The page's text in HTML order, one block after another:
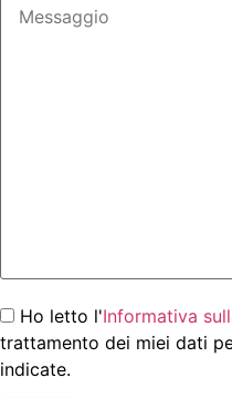
Ho letto l'Informativa
trattamento dei miei dati
indicate.